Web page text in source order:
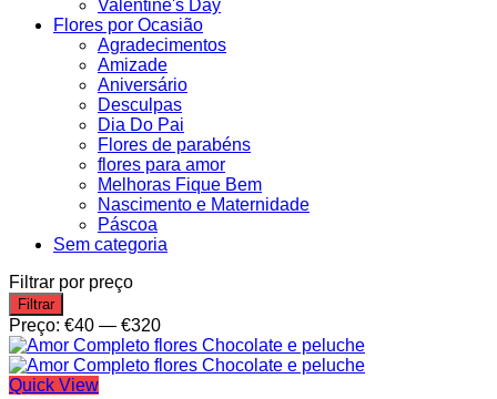
Valentine's Day
Flores por Ocasião
Agradecimentos
Amizade
Aniversário
Desculpas
Dia Do Pai
Flores de parabéns
flores para amor
Melhoras Fique Bem
Nascimento e Maternidade
Páscoa
Sem categoria
Filtrar por preço
Preço
mínimo
Preço
máximo
Filtrar
Preço: €40 — €320
Quick View